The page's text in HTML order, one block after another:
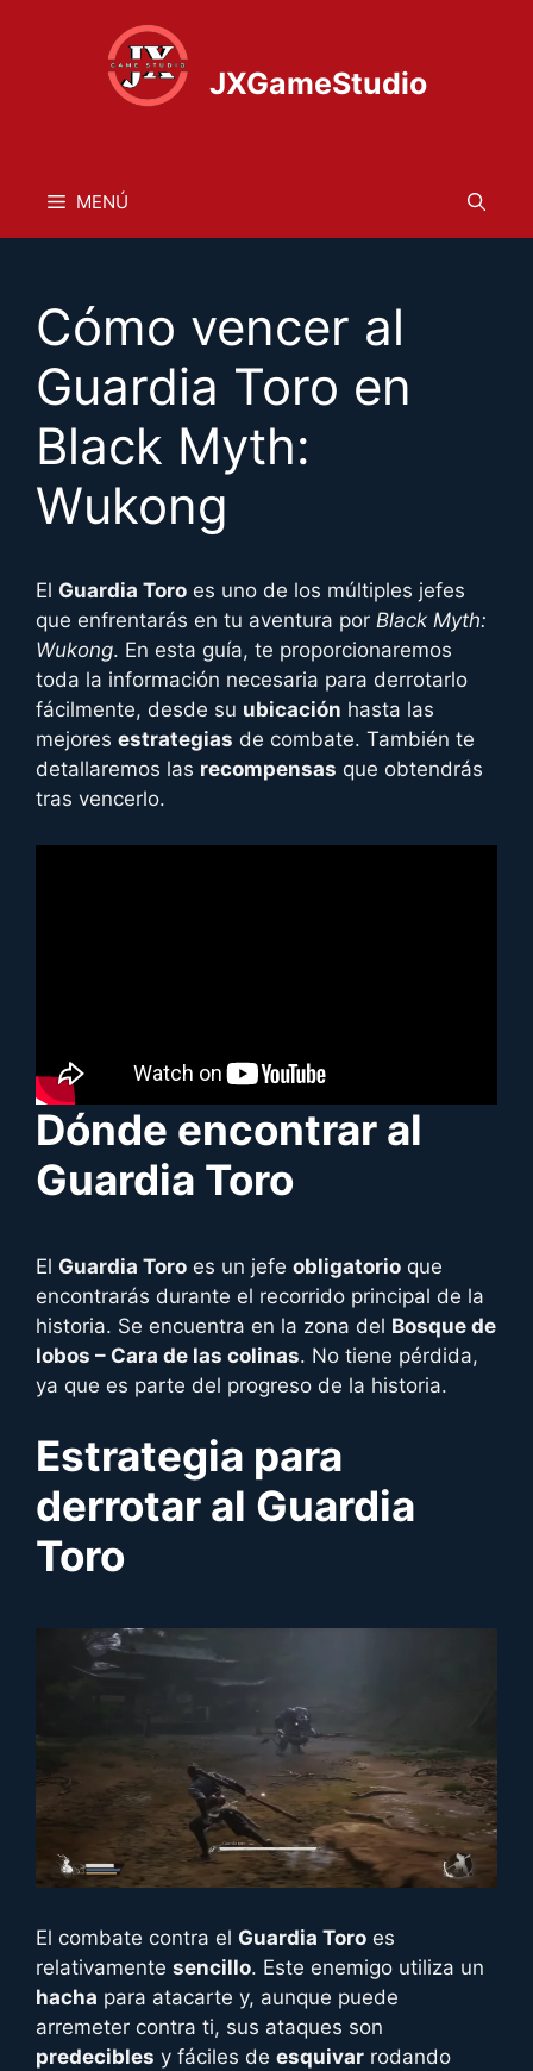
JXGameStudio
MENÚ
Cómo vencer al
Guardia Toro en
Black Myth:
Wukong
El Guardia Toro es uno de los múltiples jefes
que enfrentarás en tu aventura por Black Myth:
Wukong. En esta guía, te proporcionaremos
toda la información necesaria para derrotarlo
fácilmente, desde su ubicación hasta las
mejores estrategias de combate. También te
detallaremos las recompensas que obtendrás
tras vencerlo.
Dónde encontrar al
Guardia Toro
El Guardia Toro es un jefe obligatorio que
encontrarás durante el recorrido principal de la
historia. Se encuentra en la zona del Bosque de
lobos – Cara de las colinas. No tiene pérdida,
ya que es parte del progreso de la historia.
Estrategia para
derrotar al Guardia
Toro
El combate contra el Guardia Toro es
relativamente sencillo. Este enemigo utiliza un
hacha para atacarte y, aunque puede
arremeter contra ti, sus ataques son
predecibles y fáciles de esquivar rodando